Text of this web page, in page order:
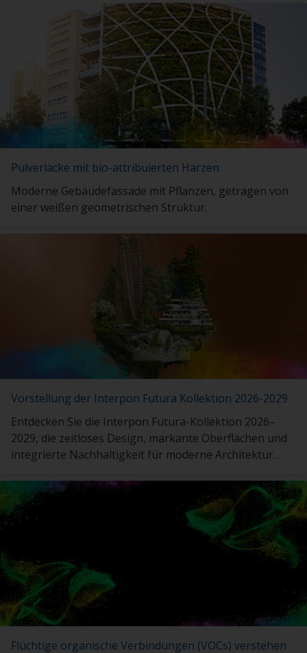
Pulverlacke mit bio-attribuierten Harzen
Moderne Gebäudefassade mit Pflanzen, getragen von
einer weißen geometrischen Struktur.
Vorstellung der Interpon Futura Kollektion 2026-2029
Entdecken Sie die Interpon Futura-Kollektion 2026–
2029, die zeitloses Design, markante Oberflächen und
integrierte Nachhaltigkeit für moderne Architektur
Flüchtige organische Verbindungen (VOCs) verstehen